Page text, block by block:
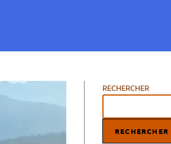
RECHERCHER
RECHERCHER